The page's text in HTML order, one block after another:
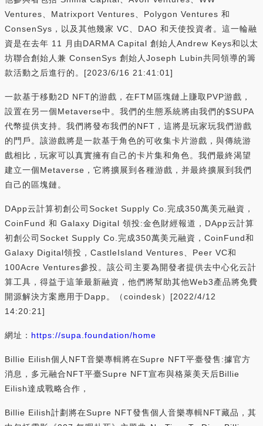
Ventures、Matrixport Ventures、Polygon Ventures 和
ConsenSys，以及其他幾家 VC、DAO 和天使投資者。這一輪融
資是在去年 11 月由DARMA Capital 創始人Andrew Keys和以太
坊聯合創始人兼 ConsenSys 創始人Joseph Lubin共同領導的籌
款活動之后進行的。[2023/6/16 21:41:01]
一款基于移動2D NFT的游戲，在FTM區塊鏈上賺取PVP游戲，
設置在另一個Metaverse中。我們的生態系統將由我們的$SUPA
代幣提供支持。我們將發布我們的NFT，這將是玩家玩我們游戲
的門戶。該游戲將是一款基于角色的可收集卡片游戲，與傳統游
戲相比，玩家可以真實擁有自己的卡片集和角色。我們最終渴望
建立一個Metaverse，它將擴展到各種游戲，并最終擴展到我們
自己的區塊鏈。
DApp云計算初創公司Socket Supply Co.完成350萬美元融資，
CoinFund 和 Galaxy Digital 領投:金色財經報道，DApp云計算
初創公司Socket Supply Co.完成350萬美元融資，CoinFund和
Galaxy Digital領投，CastleIsland Ventures、Peer VC和
100Acre Ventures參投。該公司主要為開發者提供去中心化云計
算工具，得益于這筆最新融資，他們將幫助其他Web3產品將免費
開源解決方案應用于Dapp。（coindesk）[2022/4/12
14:20:21]
網址： https://supa.foundation/home
Billie Eilish個人NFT音樂專輯將在Supre NFT平臺發售:據官方
消息，多元融合NFT平臺Supre NFT宣布與格萊美天后Billie
Eilish達成戰略合作，
Billie Eilish計劃將在Supre NFT發售個人音樂專輯NFT藏品，其